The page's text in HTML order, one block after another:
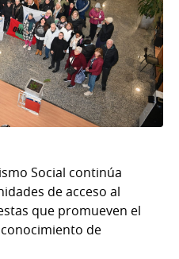
Social continúa
de acceso al
que promueven el
de